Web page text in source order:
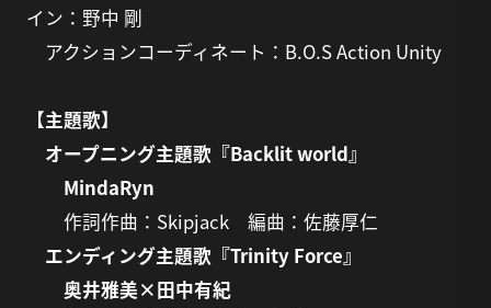
イン：野中 剛
アクションコーディネート：B.O.S Action Unity
【主題歌】
オープニング主題歌『Backlit world』
MindaRyn
作詞作曲：Skipjack 編曲：佐藤厚仁
エンディング主題歌『Trinity Force』
奥井雅美×田中有紀